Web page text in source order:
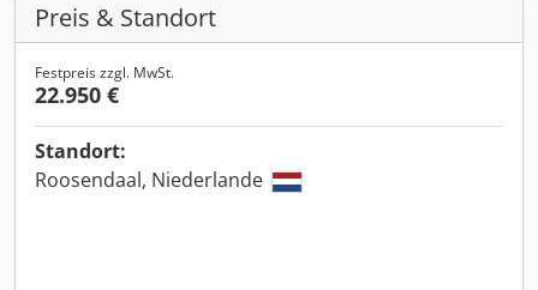
Preis & Standort
Festpreis zzgl. MwSt.
22.950 €
Standort:
Roosendaal, Niederlande